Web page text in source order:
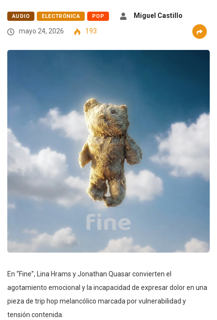
AUDIO ELECTRÓNICA POP
Miguel Castillo
mayo 24, 2026
193
En “Fine”, Lina Hrams y Jonathan Quasar convierten el
agotamiento emocional y la incapacidad de expresar dolor en una
pieza de trip hop melancólico marcada por vulnerabilidad y
tensión contenida.